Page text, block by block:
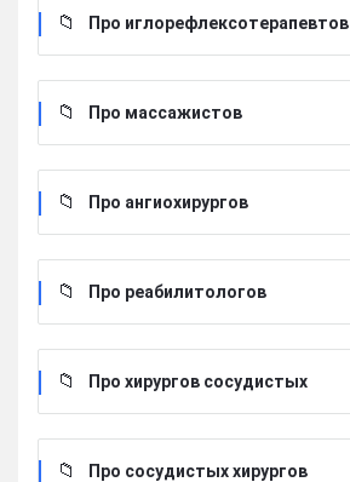
Про иглорефлексотерапевтов
Про массажистов
Про ангиохирургов
Про реабилитологов
Про хирургов сосудистых
Про сосудистых хирургов